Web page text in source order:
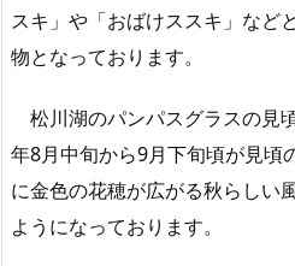
スキ」や「おばけススキ」など
物となっております。
松川湖のパンパスグラスの見
年8月中旬から9月下旬頃が見頃
に金色の花穂が広がる秋らしい
ようになっております。